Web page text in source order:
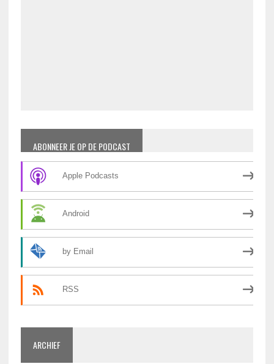
ABONNEER JE OP DE PODCAST
Apple Podcasts
Android
by Email
RSS
ARCHIEF